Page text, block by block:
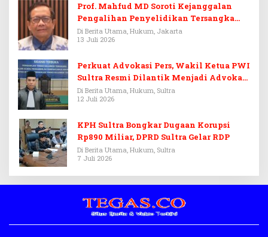
Prof. Mahfud MD Soroti Kejanggalan
Pengalihan Penyelidikan Tersangka
Febrie Adriansyah
Di Berita Utama, Hukum, Jakarta
13 Juli 2026
Perkuat Advokasi Pers, Wakil Ketua PWI
Sultra Resmi Dilantik Menjadi Advokat
PERADI
Di Berita Utama, Hukum, Sultra
12 Juli 2026
KPH Sultra Bongkar Dugaan Korupsi
Rp890 Miliar, DPRD Sultra Gelar RDP
Di Berita Utama, Hukum, Sultra
7 Juli 2026